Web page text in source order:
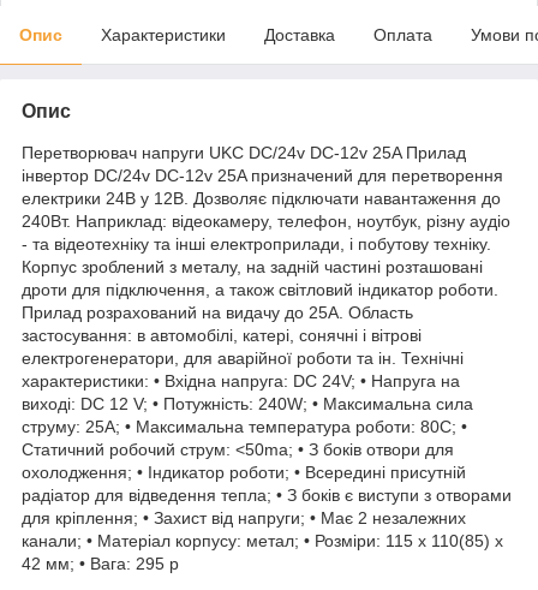
Опис Характеристики Доставка Оплата Умови
Опис
Перетворювач напруги UKC DC/24v DC-12v 25A Прилад
інвертор DC/24v DC-12v 25A призначений для перетворення
електрики 24В у 12В. Дозволяє підключати навантаження до
240Вт. Наприклад: відеокамеру, телефон, ноутбук, різну аудіо
- та відеотехніку та інші електроприлади, і побутову техніку.
Корпус зроблений з металу, на задній частині розташовані
дроти для підключення, а також світловий індикатор роботи.
Прилад розрахований на видачу до 25А. Область
застосування: в автомобілі, катері, сонячні і вітрові
електрогенератори, для аварійної роботи та ін. Технічні
характеристики: • Вхідна напруга: DC 24V; • Напруга на
виході: DC 12 V; • Потужність: 240W; • Максимальна сила
струму: 25A; • Максимальна температура роботи: 80С; •
Статичний робочий струм: <50ma; • З боків отвори для
охолодження; • Індикатор роботи; • Всередині присутній
радіатор для відведення тепла; • З боків є виступи з отворами
для кріплення; • Захист від напруги; • Має 2 незалежних
канали; • Матеріал корпусу: метал; • Розміри: 115 х 110(85) х
42 мм; • Вага: 295 р